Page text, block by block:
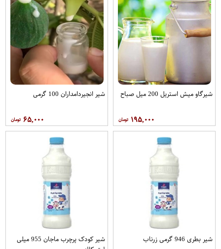
شیرگاو میش استریل 200 میل صباح
۱۹۵,۰۰۰
شیر انجیردامداران 100 گرمی
۶۵,۰۰۰
شیر بطری 946 گرمی زرناب
شیر کودک پرچرب ماجان 955 میلی